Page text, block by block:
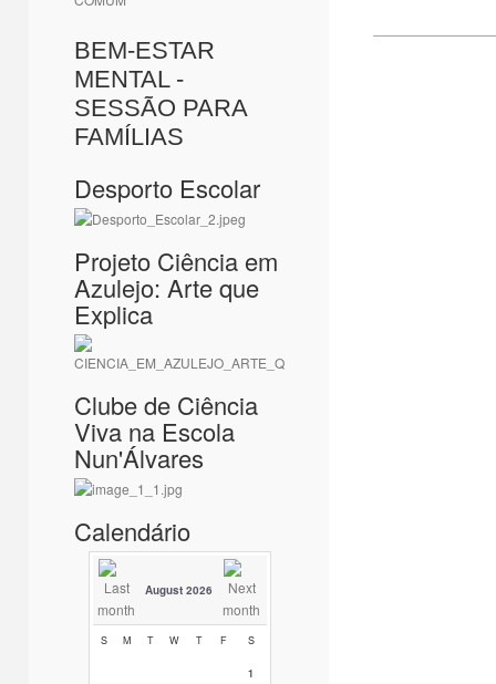
BEM-ESTAR
MENTAL -
SESSÃO PARA
FAMÍLIAS
Desporto Escolar
Projeto Ciência em
Azulejo: Arte que
Explica
Clube de Ciência
Viva na Escola
Nun'Álvares
Calendário
August 2026
S M T W T F S
1